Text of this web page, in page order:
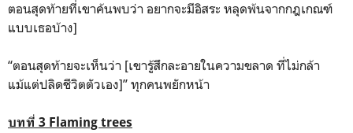
ตอนสุดท้ายที่เขาค้นพบว่า อยากจะมีอิสระ หลุดพ้นจากกฎเกณฑ์
แบบเธอบ้าง]
“ตอนสุดท้ายจะเห็นว่า [เขารู้สึกละอายในความขลาด ที่ไม่กล้า
แม้แต่ปลิดชีวิตตัวเอง]” ทุกคนพยักหน้า
บทที่ 3 Flaming trees